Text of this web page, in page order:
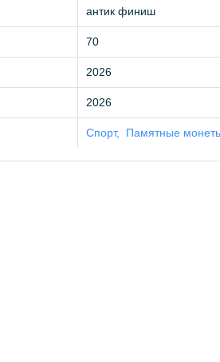
антик финиш
70
2026
2026
Спорт Памятные